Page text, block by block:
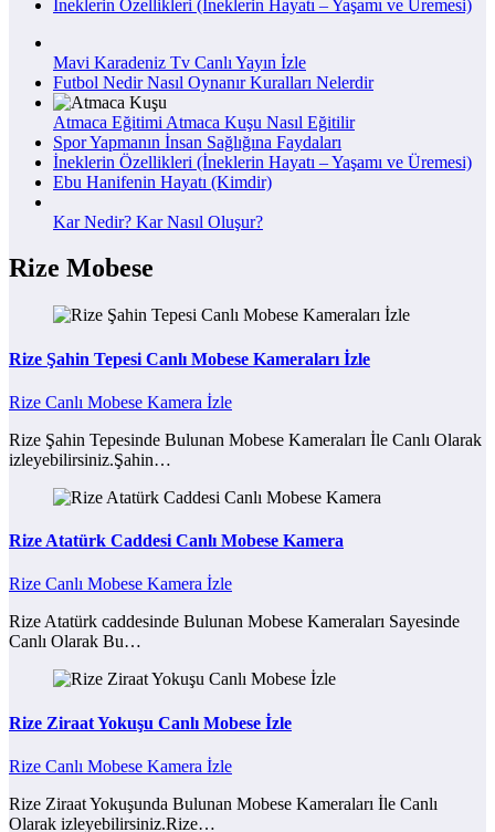
İneklerin Özellikleri (İneklerin Hayatı – Yaşamı ve Üremesi)
Mavi Karadeniz Tv Canlı Yayın İzle
Futbol Nedir Nasıl Oynanır Kuralları Nelerdir
Atmaca Eğitimi Atmaca Kuşu Nasıl Eğitilir
Spor Yapmanın İnsan Sağlığına Faydaları
İneklerin Özellikleri (İneklerin Hayatı – Yaşamı ve Üremesi)
Ebu Hanifenin Hayatı (Kimdir)
Kar Nedir? Kar Nasıl Oluşur?
Rize Mobese
Rize Şahin Tepesi Canlı Mobese Kameraları İzle
Rize Canlı Mobese Kamera İzle
Rize Şahin Tepesinde Bulunan Mobese Kameraları İle Canlı Olarak
izleyebilirsiniz.Şahin…
Rize Atatürk Caddesi Canlı Mobese Kamera
Rize Canlı Mobese Kamera İzle
Rize Atatürk caddesinde Bulunan Mobese Kameraları Sayesinde
Canlı Olarak Bu…
Rize Ziraat Yokuşu Canlı Mobese İzle
Rize Canlı Mobese Kamera İzle
Rize Ziraat Yokuşunda Bulunan Mobese Kameraları İle Canlı
Olarak izleyebilirsiniz.Rize…